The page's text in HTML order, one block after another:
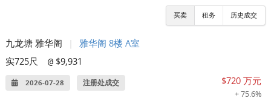
买卖 租务 历史成交
九龙塘 雅华阁
雅华阁 8楼 A室
实725尺
@ $9,931
2026-07-28 注册处成交 $720 万元
+ 75.6%